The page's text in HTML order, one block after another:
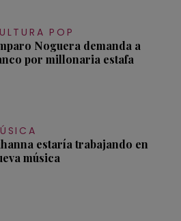
POP
Noguera demanda a
por millonaria estafa
estaría trabajando en
música